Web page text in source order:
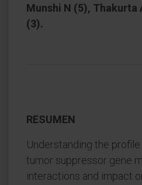
Munshi N (5), Thakurta
(3).
RESUMEN
Understanding the
tumor suppressor gene
interactions and impact